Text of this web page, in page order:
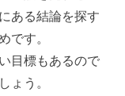
ある結論を探す
です。
目標もあるので
ょう。